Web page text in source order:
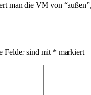
man die VM von
Felder sind mit * markiert